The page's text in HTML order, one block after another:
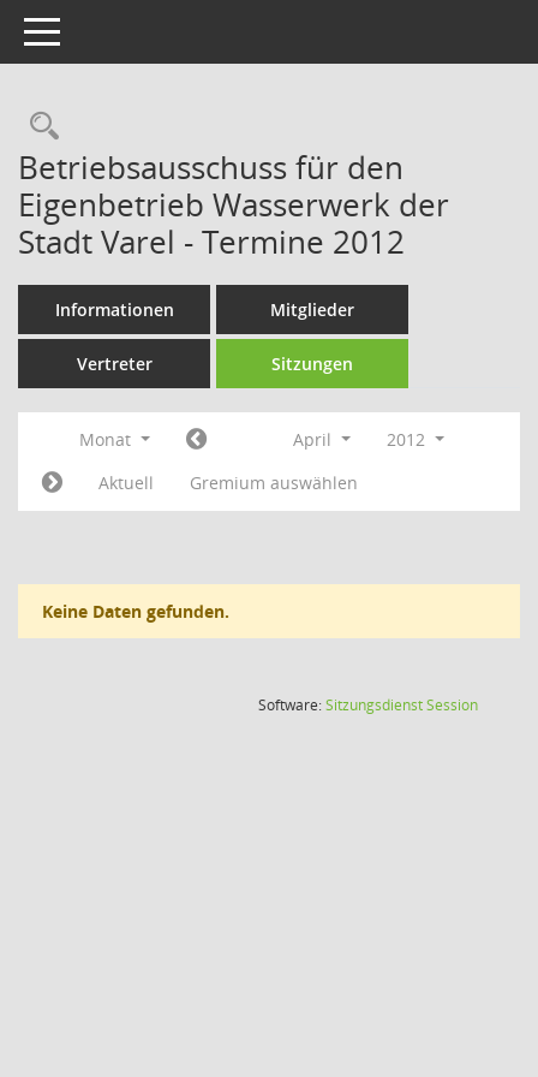
Toggle navigation
Rechercheauswahl
Betriebsausschuss für den
Eigenbetrieb Wasserwerk der
Stadt Varel - Termine 2012
Informationen Mitglieder
Vertreter Sitzungen
Monat April
2012
Aktuell
Gremium auswählen
Keine Daten gefunden.
Software:SitzungsdienstSession(Wird in